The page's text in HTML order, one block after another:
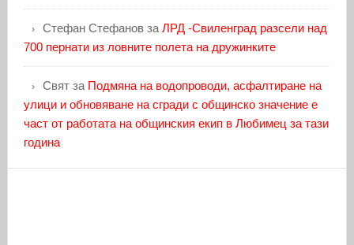
Стефан Стефановза ЛРД -Свиленград разсели над
700 пернати из ловните полета на дружинките
Святза Подмяна на водопроводи, асфалтиране на
улици и обновяване на сгради с общинско значение е
част от работата на общинския екип в Любимец за тази
година